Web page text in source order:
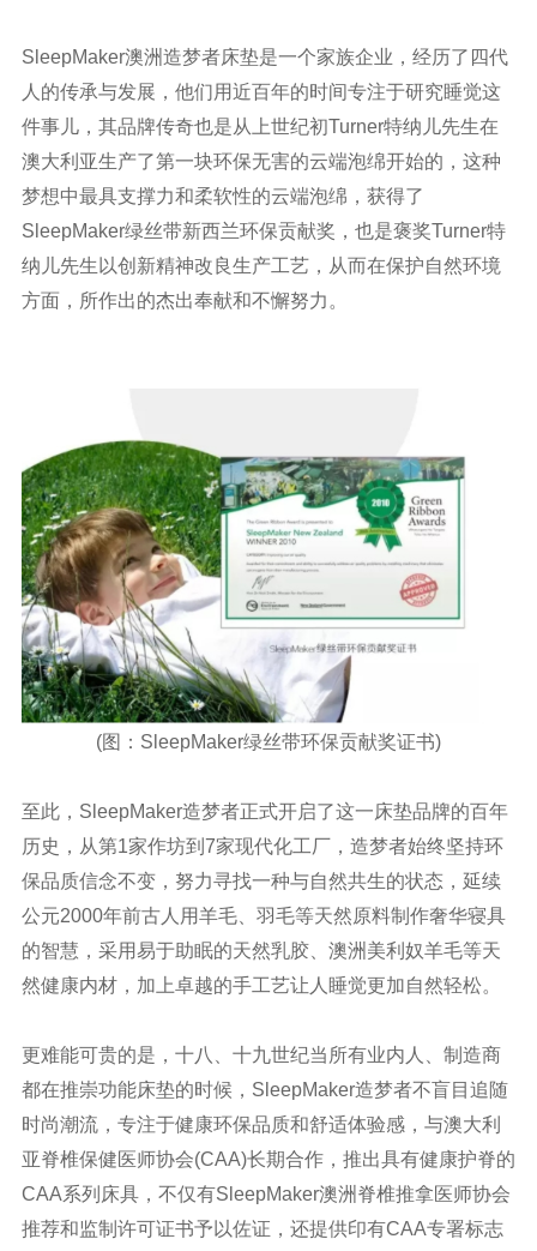
SleepMaker澳洲造梦者床垫是一个家族企业，经历了四代
人的传承与发展，他们用近百年的时间专注于研究睡觉这
件事儿，其品牌传奇也是从上世纪初Turner特纳儿先生在
澳大利亚生产了第一块环保无害的云端泡绵开始的，这种
梦想中最具支撑力和柔软性的云端泡绵，获得了
SleepMaker绿丝带新西兰环保贡献奖，也是褒奖Turner特
纳儿先生以创新精神改良生产工艺，从而在保护自然环境
方面，所作出的杰出奉献和不懈努力。
(图：SleepMaker绿丝带环保贡献奖证书)
至此，SleepMaker造梦者正式开启了这一床垫品牌的百年
历史，从第1家作坊到7家现代化工厂，造梦者始终坚持环
保品质信念不变，努力寻找一种与自然共生的状态，延续
公元2000年前古人用羊毛、羽毛等天然原料制作奢华寝具
的智慧，采用易于助眠的天然乳胶、澳洲美利奴羊毛等天
然健康内材，加上卓越的手工艺让人睡觉更加自然轻松。
更难能可贵的是，十八、十九世纪当所有业内人、制造商
都在推崇功能床垫的时候，SleepMaker造梦者不盲目追随
时尚潮流，专注于健康环保品质和舒适体验感，与澳大利
亚脊椎保健医师协会(CAA)长期合作，推出具有健康护脊的
CAA系列床具，不仅有SleepMaker澳洲脊椎推拿医师协会
推荐和监制许可证书予以佐证，还提供印有CAA专署标志